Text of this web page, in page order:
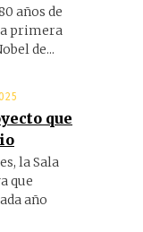
años de
primera
de...
que
la Sala
que
año